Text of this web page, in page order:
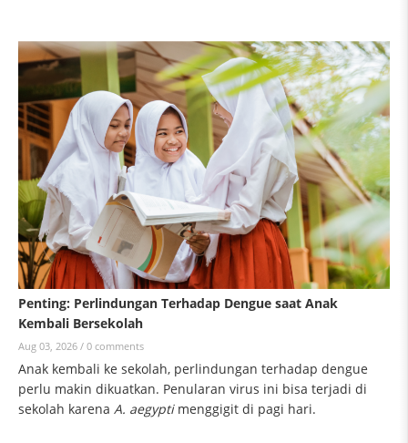
Penting: Perlindungan Terhadap Dengue saat Anak
Kembali Bersekolah
Aug 03, 2026 / 0 comments
Anak kembali ke sekolah, perlindungan terhadap dengue
perlu makin dikuatkan. Penularan virus ini bisa terjadi di
sekolah karena A. aegyptimenggigit di pagi hari.